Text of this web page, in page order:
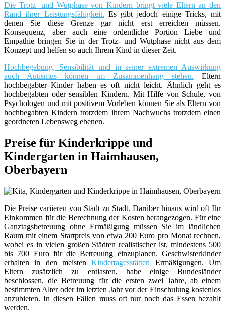
Die Trotz- und Wutphase von Kindern bringt viele Eltern an den
Rand ihrer Leistungsfähigkeit. Es gibt jedoch einige Tricks, mit
denen Sie diese Grenze gar nicht erst erreichen müssen.
Konsequenz, aber auch eine ordentliche Portion Liebe und
Empathie bringen Sie in der Trotz- und Wutphase nicht aus dem
Konzept und helfen so auch Ihrem Kind in dieser Zeit.
Hochbegabung, Sensibilität und in seiner extremen Auswirkung
auch Autismus können im Zusammenhang stehen. Eltern
hochbegabter Kinder haben es oft nicht leicht. Ähnlich geht es
hochbegabten oder sensiblen Kindern. Mit Hilfe von Schule, von
Psychologen und mit positivem Vorleben können Sie als Eltern von
hochbegabten Kindern trotzdem ihrem Nachwuchs trotzdem einen
geordneten Lebensweg ebenen.
Preise für Kinderkrippe und
Kindergarten in Haimhausen,
Oberbayern
Die Preise variieren von Stadt zu Stadt. Darüber hinaus wird oft Ihr
Einkommen für die Berechnung der Kosten herangezogen. Für eine
Ganztagsbetreuung ohne Ermäßigung müssen Sie im ländlichen
Raum mit einem Startpreis von etwa 200 Euro pro Monat rechnen,
wobei es in vielen großen Städten realistischer ist, mindestens 500
bis 700 Euro für die Betreuung einzuplanen. Geschwisterkinder
erhalten in den meistenKindertagesstätten Ermäßigungen. Um
Eltern zusätzlich zu entlasten, habe einige Bundesländer
beschlossen, die Betreuung für die ersten zwei Jahre, ab einem
bestimmten Alter oder im letzten Jahr vor der Einschulung kostenlos
anzubieten. In diesen Fällen muss oft nur noch das Essen bezahlt
werden.